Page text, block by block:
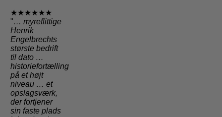
★★★★★★
"… myreflittige
Henrik
Engelbrechts
største bedrift
til dato …
historiefortælling
på et højt
niveau … et
opslagsværk,
der fortjener
sin faste plads